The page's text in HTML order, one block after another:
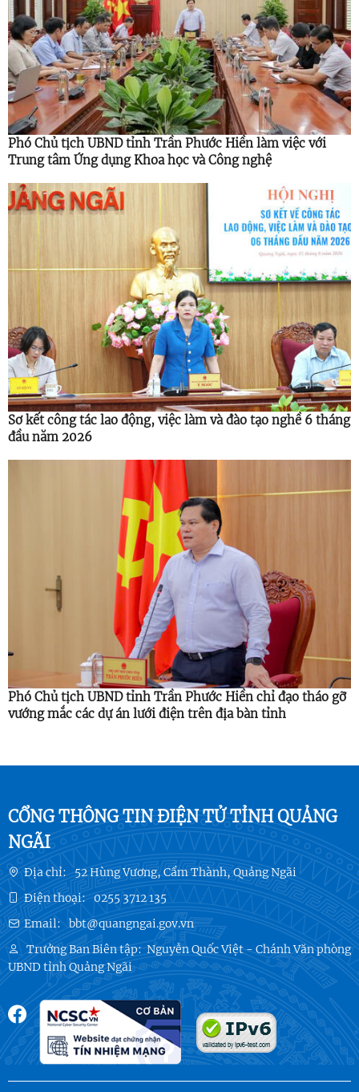
Phó Chủ tịch UBND tỉnh Trần Phước Hiền làm việc với
Trung tâm Ứng dụng Khoa học và Công nghệ
Sơ kết công tác lao động, việc làm và đào tạo nghề 6 tháng
đầu năm 2026
Phó Chủ tịch UBND tỉnh Trần Phước Hiền chỉ đạo tháo gỡ
vướng mắc các dự án lưới điện trên địa bàn tỉnh
CỔNG THÔNG TIN ĐIỆN TỬ TỈNH QUẢNG
NGÃI
Địa chỉ: 52 Hùng Vương, Cẩm Thành, Quảng Ngãi
Điện thoại: 0255 3712 135
Email: bbt@quangngai.gov.vn
Trưởng Ban Biên tập:Nguyễn Quốc Việt - Chánh Văn phòng
UBND tỉnh Quảng Ngãi